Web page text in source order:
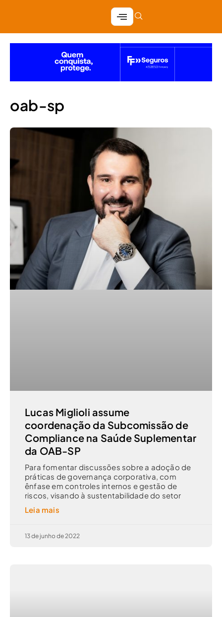
oab-sp
Lucas Miglioli assume
coordenação da Subcomissão de
Compliance na Saúde Suplementar
da OAB-SP
Para fomentar discussões sobre a adoção de
práticas de governança corporativa, com
ênfase em controles internos e gestão de
riscos, visando à sustentabilidade do setor
Leia mais
13 de junho de 2022